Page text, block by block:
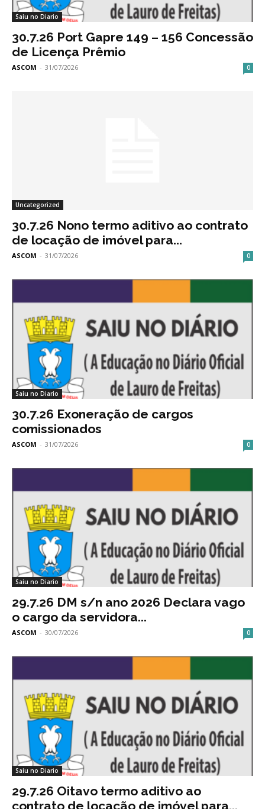
Saiu no Diario
30.7.26 Port Gapre 149 – 156 Concessão
de Licença Prêmio
ASCOM - 31/07/2026 0
Uncategorized
30.7.26 Nono termo aditivo ao contrato
de locação de imóvel para...
ASCOM - 31/07/2026 0
Saiu no Diario
30.7.26 Exoneração de cargos
comissionados
ASCOM - 31/07/2026 0
Saiu no Diario
29.7.26 DM s/n ano 2026 Declara vago
o cargo da servidora...
ASCOM - 30/07/2026 0
Saiu no Diario
29.7.26 Oitavo termo aditivo ao
contrato de locação de imóvel para...